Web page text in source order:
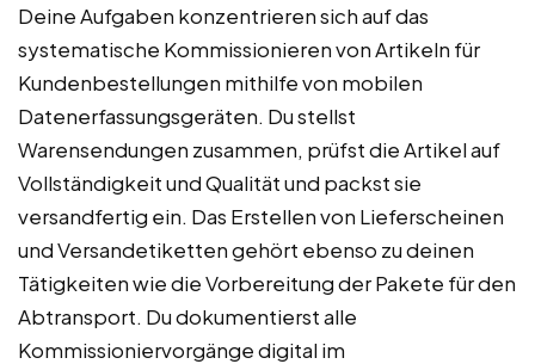
Deine Aufgaben konzentrieren sich auf das
systematische Kommissionieren von Artikeln für
Kundenbestellungen mithilfe von mobilen
Datenerfassungsgeräten. Du stellst
Warensendungen zusammen, prüfst die Artikel auf
Vollständigkeit und Qualität und packst sie
versandfertig ein. Das Erstellen von Lieferscheinen
und Versandetiketten gehört ebenso zu deinen
Tätigkeiten wie die Vorbereitung der Pakete für den
Abtransport. Du dokumentierst alle
Kommissioniervorgänge digital im